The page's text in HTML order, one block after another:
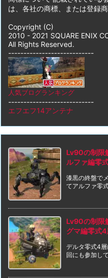
は、各社の商標、または登録商
Copyright (C)
2010 - 2021 SQUARE ENIX
All Rights Reserved.
----------------------------
人気ブログランキング
----------------------------
エフエフ14アンテナ
Lv90の制限
ルファ編零
漆黒の終盤で
てアルファ零
Lv90の制限
グマ編零式
デルタ零式4
回にも参加し